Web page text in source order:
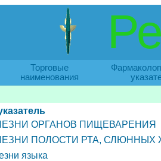
Торговые
наименования
ОРГАНОВ ПИЩЕВАРЕНИЯ
ПОЛОСТИ РТА, СЛЮННЫХ
языка